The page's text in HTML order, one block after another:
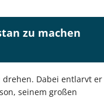
zu machen
drehen. Dabei entlarvt er
seinem großen